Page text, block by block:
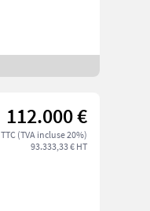
112.000 €
TTC (TVA incluse 20%)
93.333,33 € HT